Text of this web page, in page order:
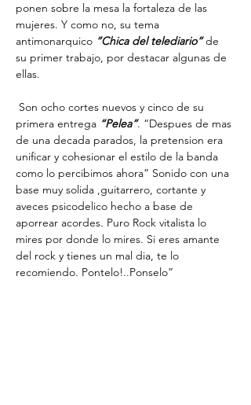
ponen sobre la mesa la fortaleza de las
mujeres. Y como no, su tema
antimonarquico ”Chica del telediario” de
su primer trabajo, por destacar algunas de
ellas.
primera entrega “Pelea”. “Despues de mas
de una decada parados, la pretension era
unificar y cohesionar el estilo de la banda
como lo percibimos ahora” Sonido con una
base muy solida ,guitarrero, cortante y
aveces psicodelico hecho a base de
aporrear acordes. Puro Rock vitalista lo
mires por donde lo mires. Si eres amante
del rock y tienes un mal dia, te lo
recomiendo. Pontelo!..Ponselo”